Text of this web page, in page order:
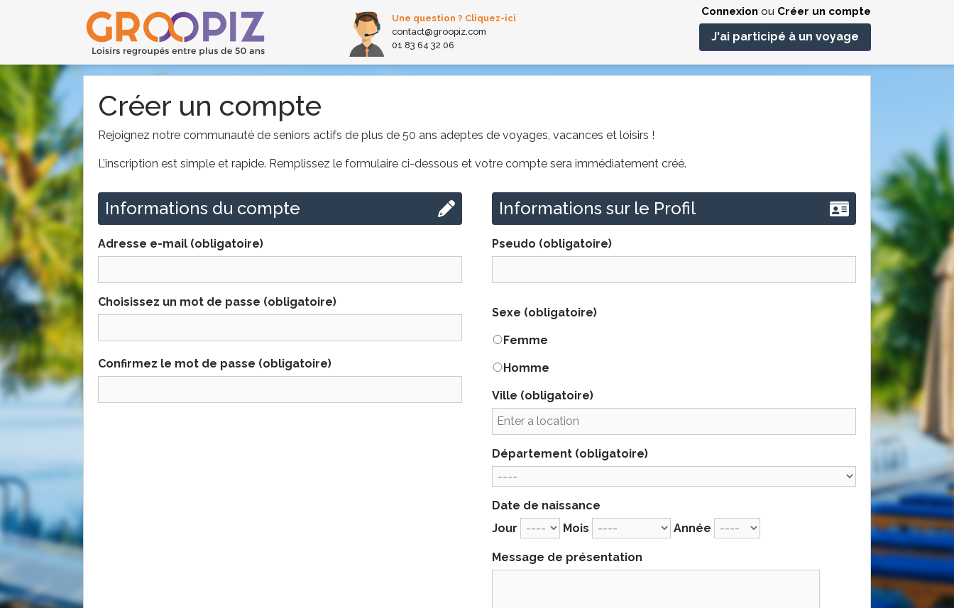
Une question ? Cliquez-ici
contact@groopiz.com
01 83 64 32 06
Connexionou Créer un compte
J'ai participé à un voyage
Créer un compte
Rejoignez notre communauté de seniors actifs de plus de 50 ans adeptes de voyages, vacances et loisirs !
L’inscription est simple et rapide. Remplissez le formulaire ci-dessous et votre compte sera immédiatement créé.
Informations du compte
Adresse e-mail (obligatoire)
Choisissez un mot de passe (obligatoire)
Confirmez le mot de passe (obligatoire)
Informations sur le Profil
Pseudo (obligatoire)
Sexe (obligatoire)
Femme
Homme
Ville (obligatoire)
Département (obligatoire)
Date de naissance
Jour
Mois Année
Message de présentation